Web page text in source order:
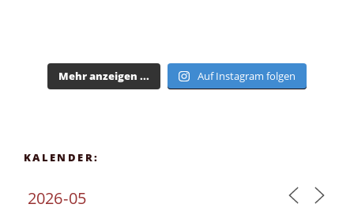
Mehr anzeigen ... Auf Instagram folgen
KALENDER: